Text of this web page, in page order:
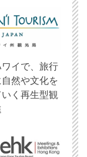
イで、旅行
然や文化を
く再生型観